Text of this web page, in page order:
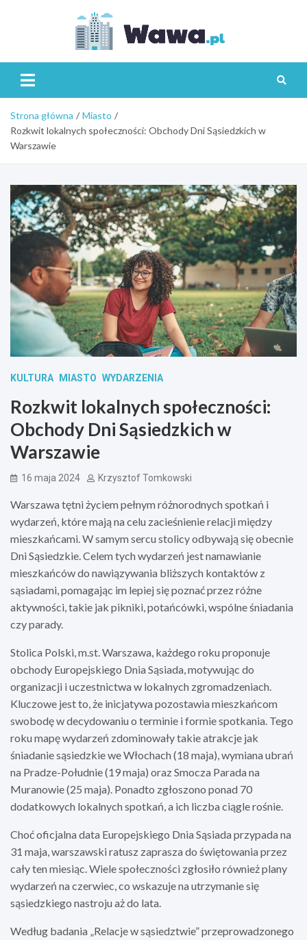
Strona główna
Miasto
Rozkwit lokalnych społeczności: Obchody Dni Sąsiedzkich w
Warszawie
KULTURA MIASTO WYDARZENIA
Rozkwit lokalnych społeczności:
Obchody Dni Sąsiedzkich w
Warszawie
16 maja 2024 Krzysztof Tomkowski
Warszawa tętni życiem pełnym różnorodnych spotkań i
wydarzeń, które mają na celu zacieśnienie relacji między
mieszkańcami. W samym sercu stolicy odbywają się obecnie
Dni Sąsiedzkie. Celem tych wydarzeń jest namawianie
mieszkańców do nawiązywania bliższych kontaktów z
sąsiadami, pomagając im lepiej się poznać przez różne
aktywności, takie jak pikniki, potańcówki, wspólne śniadania
czy parady.
Stolica Polski, m.st. Warszawa, każdego roku proponuje
obchody Europejskiego Dnia Sąsiada, motywując do
organizacji i uczestnictwa w lokalnych zgromadzeniach.
Kluczowe jest to, że inicjatywa pozostawia mieszkańcom
swobodę w decydowaniu o terminie i formie spotkania. Tego
roku mapę wydarzeń zdominowały takie atrakcje jak
śniadanie sąsiedzkie we Włochach (18 maja), wymiana ubrań
na Pradze-Południe (19 maja) oraz Smocza Parada na
Muranowie (25 maja). Ponadto zgłoszono ponad 70
dodatkowych lokalnych spotkań, a ich liczba ciągle rośnie.
Choć oficjalna data Europejskiego Dnia Sąsiada przypada na
31 maja, warszawski ratusz zaprasza do świętowania przez
cały ten miesiąc. Wiele społeczności zgłosiło również plany
wydarzeń na czerwiec, co wskazuje na utrzymanie się
sąsiedzkiego nastroju aż do lata.
Według badania „Relacje w sąsiedztwie” przeprowadzonego